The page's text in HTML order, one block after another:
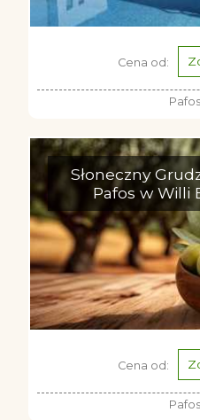
Cena od:
Słoneczny
Pafos w Willi
Cena od: